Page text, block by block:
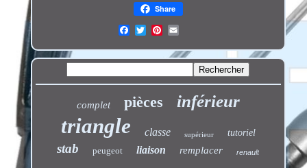
Share
complet pièces inférieur
triangle classe supérieur tutoriel
stab peugeot liaison remplacer renault